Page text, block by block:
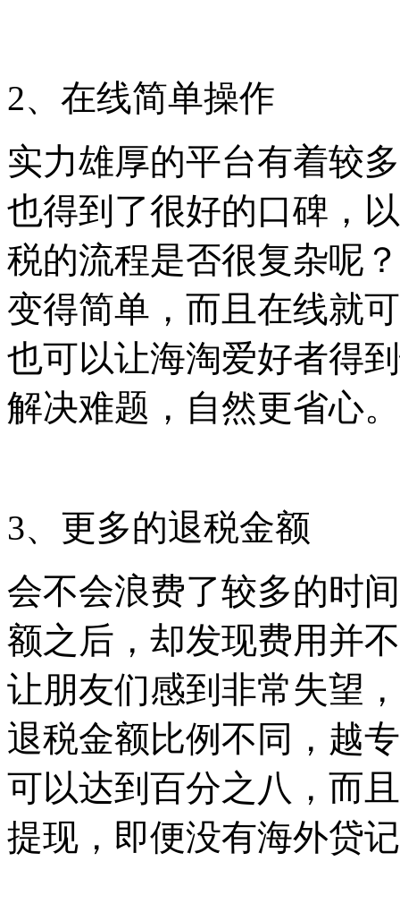
2、在线简单操作
实力雄厚的平台有着较
也得到了很好的口碑，
税的流程是否很复杂呢
变得简单，而且在线就
也可以让海淘爱好者得
解决难题，自然更省心。
3、更多的退税金额
会不会浪费了较多的时
额之后，却发现费用并
让朋友们感到非常失望
退税金额比例不同，越
可以达到百分之八，而
提现，即便没有海外贷